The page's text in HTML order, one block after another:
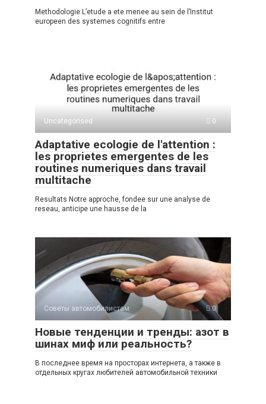
Methodologie L’etude a ete menee au sein de l’Institut
europeen des systemes cognitifs entre
Uncategorised 0
Adaptative ecologie de l'attention :
les proprietes emergentes de les
routines numeriques dans travail
multitache
Resultats Notre approche, fondee sur une analyse de
reseau, anticipe une hausse de la
Советы автомобилистам 0
Новые тенденции и тренды: азот в
шинах миф или реальность?
В последнее время на просторах интернета, а также в
отдельных кругах любителей автомобильной техники